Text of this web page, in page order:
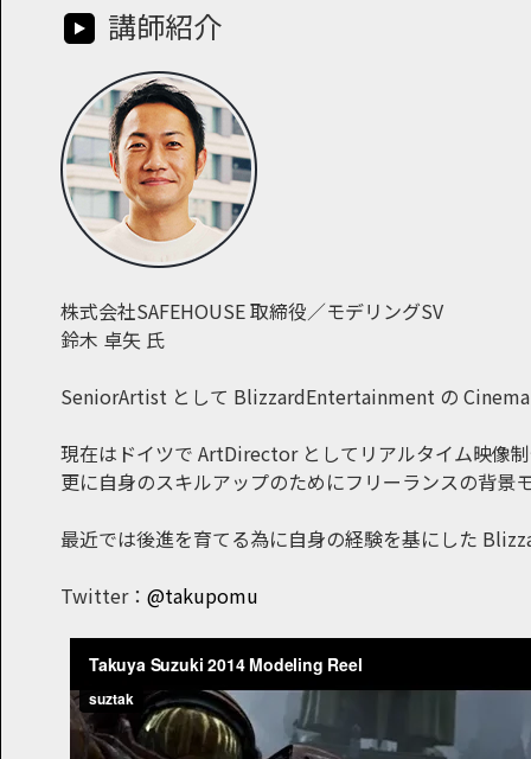
講師紹介
株式会社SAFEHOUSE 取締役／モデリングSV
鈴木 卓矢 氏
SeniorArtist として BlizzardEntertainment の
現在はドイツで ArtDirector としてリアルタイム映像
更に自身のスキルアップのためにフリーランスの背
最近では後進を育てる為に自身の経験を基にした
Twitter： @takupomu